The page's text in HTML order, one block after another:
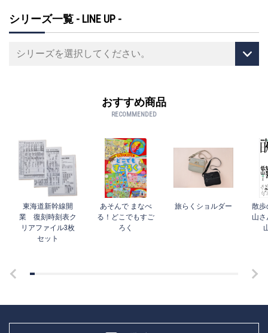
シリーズ一覧 - LINE UP -
おすすめ商品
RECOMMENDED
東海道新幹線開
業 復刻時刻表ク
リアファイル3枚
セット
あそんで まなべ
る！どこでもすご
ろく
旅らくショルダー
散歩
山さ